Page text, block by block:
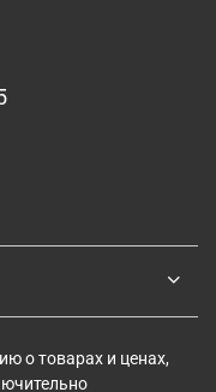
о товарах и ценах,